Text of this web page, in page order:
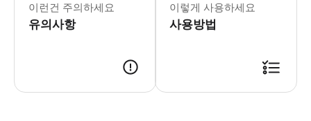
이런건 주의하세요
유의사항
이렇게 사용하세요
사용방법